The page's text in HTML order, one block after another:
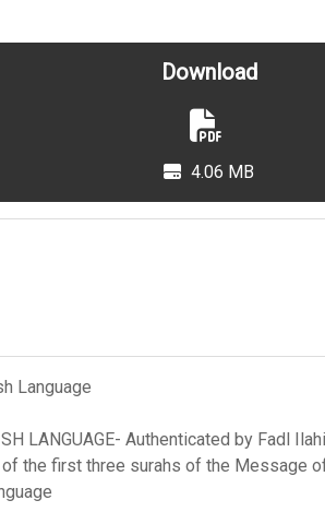
Download
4.06 MB
Language
LANGUAGE- Authenticated by Fadl
of the first three surahs of the Message